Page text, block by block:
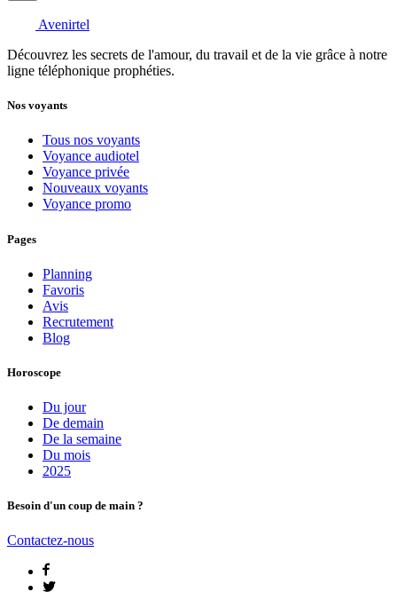
Avenirtel
Découvrez les secrets de l'amour, du travail et de la vie grâce à notre
ligne téléphonique prophéties.
Nos voyants
Tous nos voyants
Voyance audiotel
Voyance privée
Nouveaux voyants
Voyance promo
Pages
Planning
Favoris
Avis
Recrutement
Blog
Horoscope
Du jour
De demain
De la semaine
Du mois
2025
Besoin d'un coup de main ?
Contactez-nous